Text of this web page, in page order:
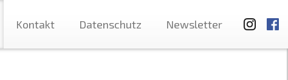
Kontakt Datenschutz Newsletter